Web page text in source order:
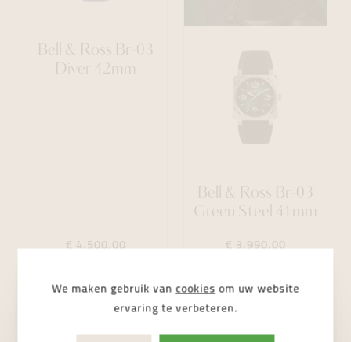
Bell & Ross Br-03
Diver 42mm
€ 4.500,00
Bell & Ross Br-03
Green Steel 41mm
€ 3.990,00
We maken gebruik van cookies om uw website
ervaring te verbeteren.